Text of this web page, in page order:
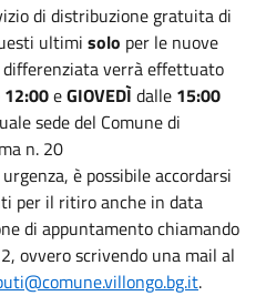
di distribuzione gratuita di
ultimi solo per le nuove
verrà effettuato
12:00eGIOVEDÌdalle 15:00
sede del Comune di
n. 20
è possibile accordarsi
per il ritiro anche in data
di appuntamento chiamando
ovvero scrivendo una mail al
.